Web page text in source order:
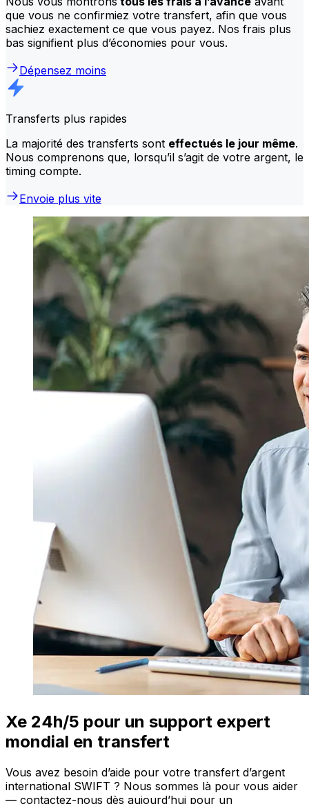
que vous ne confirmiez votre transfert, afin que vous
sachiez exactement ce que vous payez. Nos frais plus
bas signifient plus d’économies pour vous.
Dépensez moins
Transferts plus rapides
La majorité des transferts sont effectués le jour même.
Nous comprenons que, lorsqu’il s’agit de votre argent, le
timing compte.
Envoie plus vite
Xe 24h/5 pour un support expert
mondial en transfert
Vous avez besoin d’aide pour votre transfert d’argent
international SWIFT ? Nous sommes là pour vous aider
— contactez-nous dès aujourd’hui pour un